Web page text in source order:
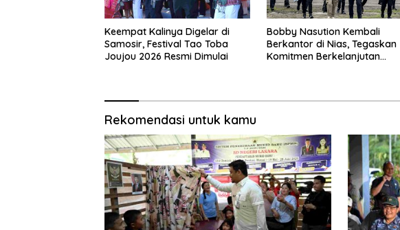
Keempat Kalinya Digelar di
Samosir, Festival Tao Toba
Joujou 2026 Resmi Dimulai
Bobby Nasution Kembali
Berkantor di Nias, Tegaskan
Komitmen Berkelanjutan
Rekomendasi untuk kamu